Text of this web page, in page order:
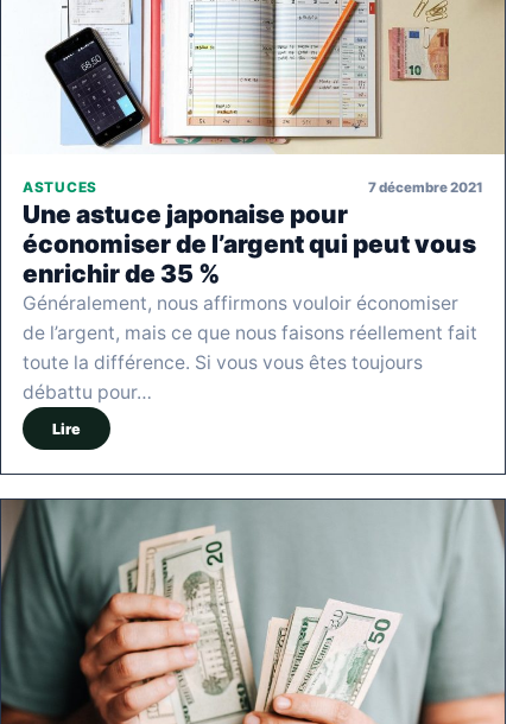
ASTUCES 7 décembre 2021
Une astuce japonaise pour
économiser de l’argent qui peut vous
enrichir de 35 %
Généralement, nous affirmons vouloir économiser
de l’argent, mais ce que nous faisons réellement fait
toute la différence. Si vous vous êtes toujours
débattu pour…
Lire